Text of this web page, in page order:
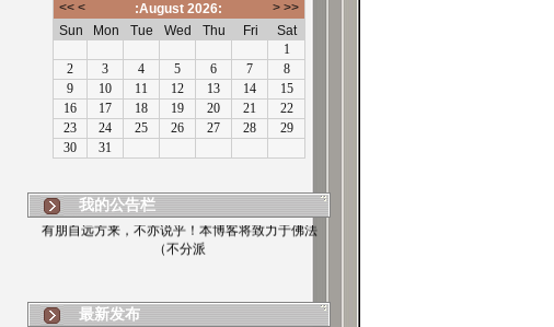
我的公告栏
有朋自远方来，不亦说乎！本博客将致力于佛法
（不分派
最新发布